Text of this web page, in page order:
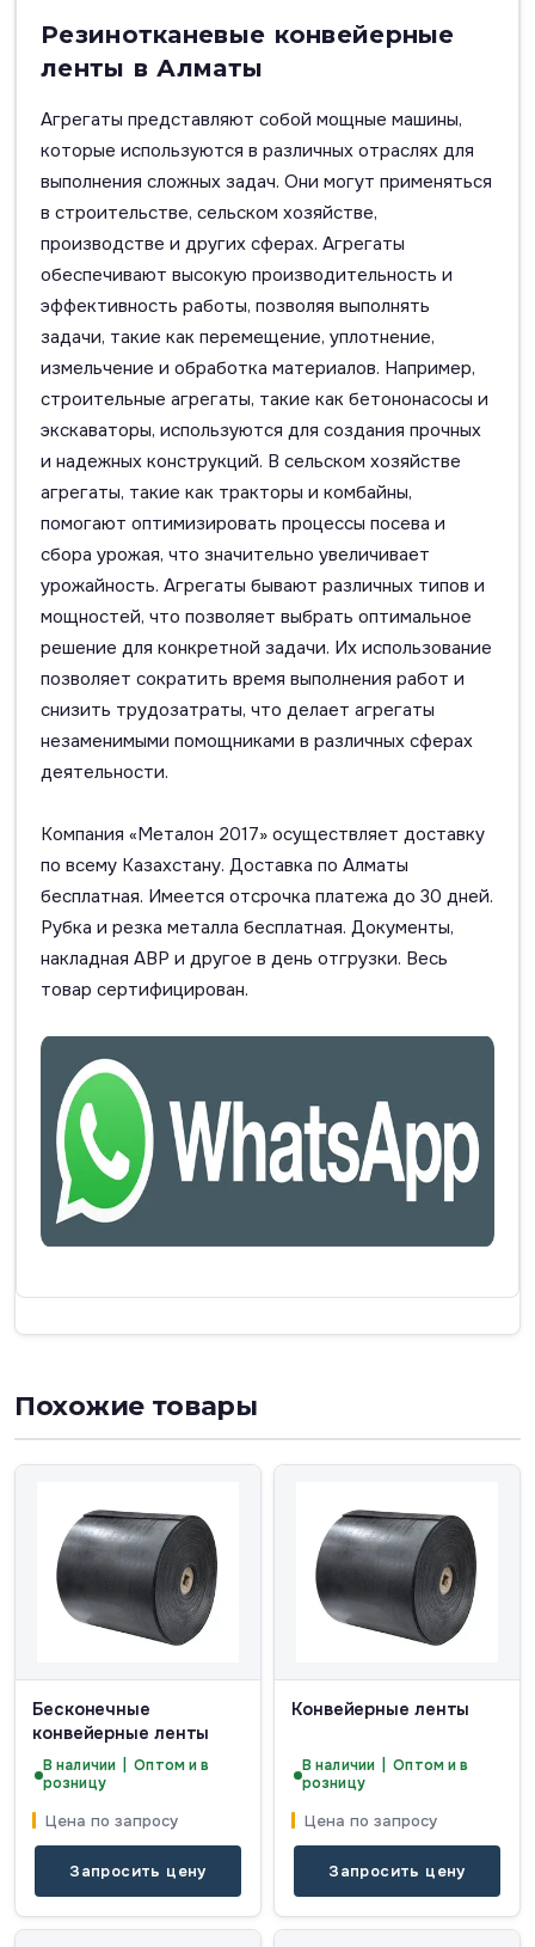
Резинотканевые конвейерные
ленты в Алматы
Агрегаты представляют собой мощные машины,
которые используются в различных отраслях для
выполнения сложных задач. Они могут применяться
в строительстве, сельском хозяйстве,
производстве и других сферах. Агрегаты
обеспечивают высокую производительность и
эффективность работы, позволяя выполнять
задачи, такие как перемещение, уплотнение,
измельчение и обработка материалов. Например,
строительные агрегаты, такие как бетононасосы и
экскаваторы, используются для создания прочных
и надежных конструкций. В сельском хозяйстве
агрегаты, такие как тракторы и комбайны,
помогают оптимизировать процессы посева и
сбора урожая, что значительно увеличивает
урожайность. Агрегаты бывают различных типов и
мощностей, что позволяет выбрать оптимальное
решение для конкретной задачи. Их использование
позволяет сократить время выполнения работ и
снизить трудозатраты, что делает агрегаты
незаменимыми помощниками в различных сферах
деятельности.
Компания «Металон 2017» осуществляет доставку
по всему Казахстану. Доставка по Алматы
бесплатная. Имеется отсрочка платежа до 30 дней.
Рубка и резка металла бесплатная. Документы,
накладная АВР и другое в день отгрузки. Весь
товар сертифицирован.
Похожие товары
Бесконечные
конвейерные ленты
В наличии | Оптом и в
розницу
Цена по запросу
Запросить цену
Конвейерные ленты
В наличии | Оптом и в
розницу
Цена по запросу
Запросить цену